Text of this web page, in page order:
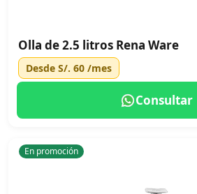
Olla de 2.5 litros Rena Ware
Desde S/. 60 /mes
Consultar
En promoción